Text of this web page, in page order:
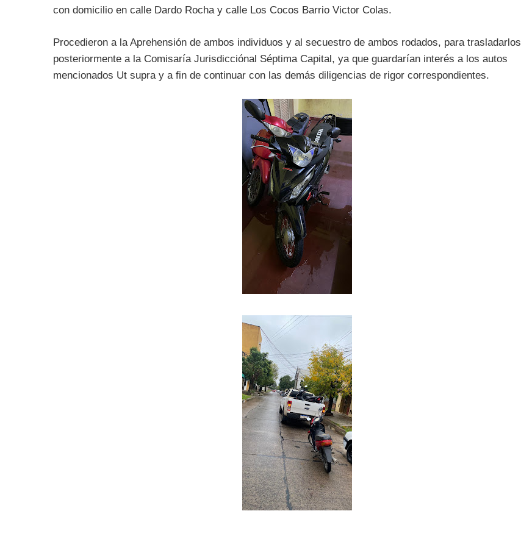
con domicilio en calle Dardo Rocha y calle Los Cocos Barrio Victor Colas.
Procedieron a la Aprehensión de ambos individuos y al secuestro de ambos rodados, para trasladarlos
posteriormente a la Comisaría Jurisdicciónal Séptima Capital, ya que guardarían interés a los autos
mencionados Ut supra y a fin de continuar con las demás diligencias de rigor correspondientes.